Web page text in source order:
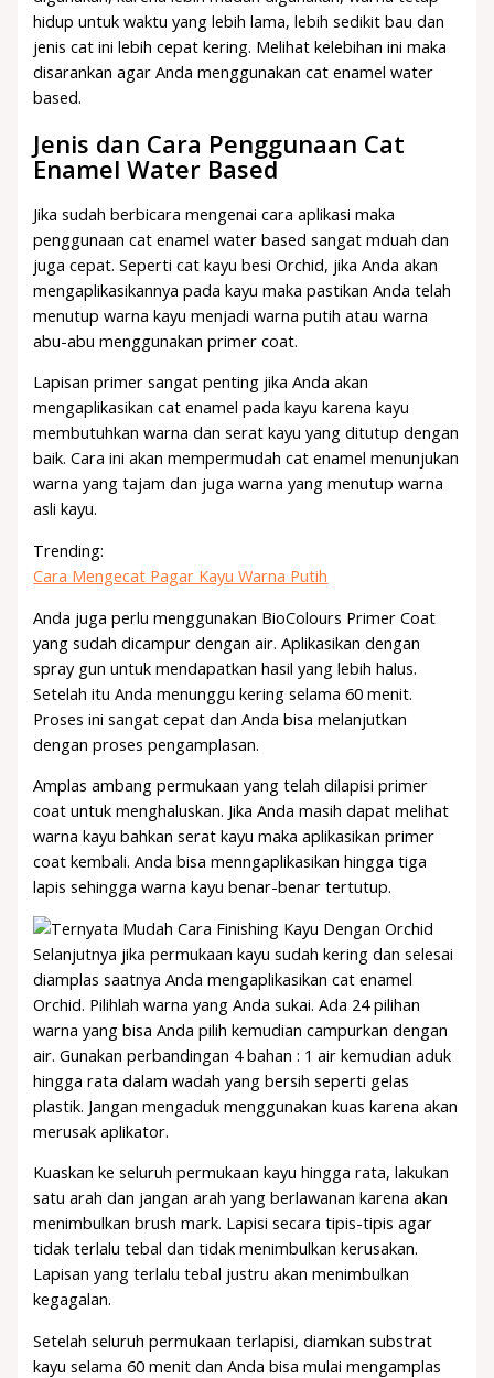
hidup untuk waktu yang lebih lama, lebih sedikit bau dan
jenis cat ini lebih cepat kering. Melihat kelebihan ini maka
disarankan agar Anda menggunakan cat enamel water
based.
Jenis dan Cara Penggunaan Cat
Enamel Water Based
Jika sudah berbicara mengenai cara aplikasi maka
penggunaan cat enamel water based sangat mduah dan
juga cepat. Seperti cat kayu besi Orchid, jika Anda akan
mengaplikasikannya pada kayu maka pastikan Anda telah
menutup warna kayu menjadi warna putih atau warna
abu-abu menggunakan primer coat.
Lapisan primer sangat penting jika Anda akan
mengaplikasikan cat enamel pada kayu karena kayu
membutuhkan warna dan serat kayu yang ditutup dengan
baik. Cara ini akan mempermudah cat enamel menunjukan
warna yang tajam dan juga warna yang menutup warna
asli kayu.
Trending:
Cara Mengecat Pagar Kayu Warna Putih
Anda juga perlu menggunakan BioColours Primer Coat
yang sudah dicampur dengan air. Aplikasikan dengan
spray gun untuk mendapatkan hasil yang lebih halus.
Setelah itu Anda menunggu kering selama 60 menit.
Proses ini sangat cepat dan Anda bisa melanjutkan
dengan proses pengamplasan.
Amplas ambang permukaan yang telah dilapisi primer
coat untuk menghaluskan. Jika Anda masih dapat melihat
warna kayu bahkan serat kayu maka aplikasikan primer
coat kembali. Anda bisa menngaplikasikan hingga tiga
lapis sehingga warna kayu benar-benar tertutup.
Selanjutnya jika permukaan kayu sudah kering dan selesai
diamplas saatnya Anda mengaplikasikan cat enamel
Orchid. Pilihlah warna yang Anda sukai. Ada 24 pilihan
warna yang bisa Anda pilih kemudian campurkan dengan
air. Gunakan perbandingan 4 bahan : 1 air kemudian aduk
hingga rata dalam wadah yang bersih seperti gelas
plastik. Jangan mengaduk menggunakan kuas karena akan
merusak aplikator.
Kuaskan ke seluruh permukaan kayu hingga rata, lakukan
satu arah dan jangan arah yang berlawanan karena akan
menimbulkan brush mark. Lapisi secara tipis-tipis agar
tidak terlalu tebal dan tidak menimbulkan kerusakan.
Lapisan yang terlalu tebal justru akan menimbulkan
kegagalan.
Setelah seluruh permukaan terlapisi, diamkan substrat
kayu selama 60 menit dan Anda bisa mulai mengamplas